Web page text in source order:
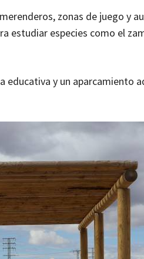
zonas de juego y
estudiar especies como el
educativa y un aparcamiento